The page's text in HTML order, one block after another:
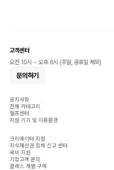
고객센터
오전 10시 ~ 오후 6시 (주말, 공휴일 제외)
문의하기
공지사항
전체 카테고리
헬프센터
지원 기기 및 이용환경
크리에이터 지원
지식재산권 침해 신고 센터
국비 지원
기업고객 문의
클래스 개별 구매